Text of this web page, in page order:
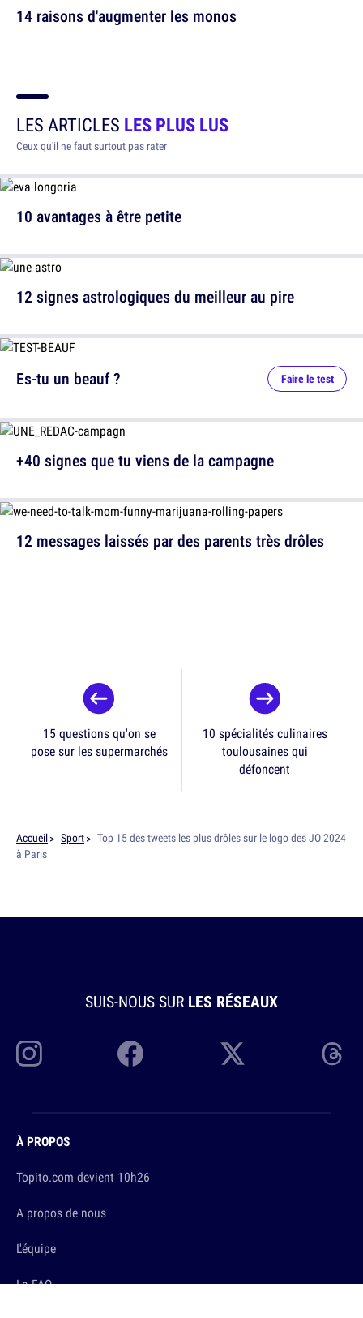
14 raisons d'augmenter les monos
LES ARTICLES LES PLUS LUS
Ceux qu'il ne faut surtout pas rater
10 avantages à être petite
12 signes astrologiques du meilleur au pire
12 messages laissés par des parents très drôles
Es-tu un beauf ? Faire le test
+40 signes que tu viens de la campagne
15 questions qu'on se
pose sur les supermarchés
10 spécialités culinaires
toulousaines qui
défoncent
Accueil Sport
Top 15 des tweets les plus drôles sur le logo des JO 2024
à Paris
SUIS-NOUS SUR LES RÉSEAUX
À PROPOS
Topito.com devient 10h26
A propos de nous
L'équipe
La FAQ